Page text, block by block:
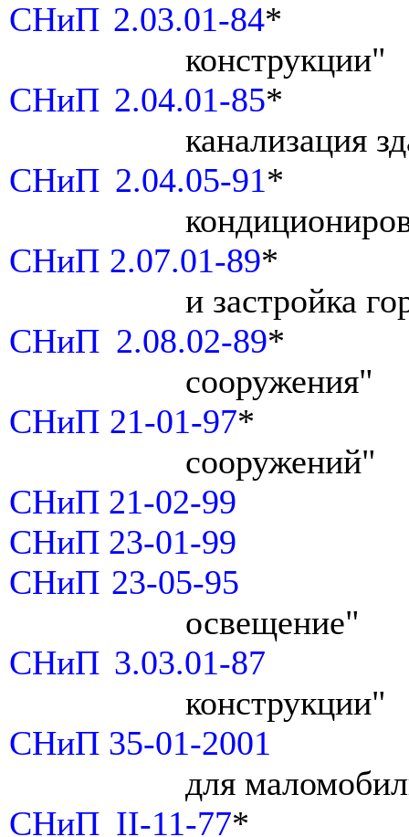
СНиП 2.03.01-84*
конструкции"
СНиП 2.04.01-85*
канализация
СНиП 2.04.05-91*
СНиП 2.07.01-89*
и застройка
СНиП 2.08.02-89*
сооружения"
СНиП 21-01-97*
сооружений"
СНиП 21-02-99
СНиП 23-01-99
СНиП 23-05-95
освещение"
СНиП 3.03.01-87
конструкции"
СНиП 35-01-2001
для
СНиП II-11-77*